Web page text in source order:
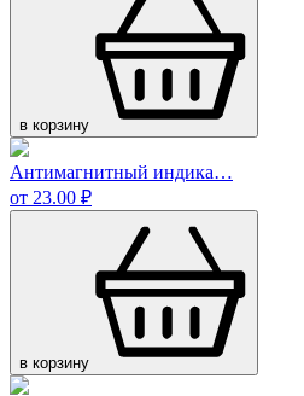
в корзину
Антимагнитный индика…
от 23.00 ₽
в корзину